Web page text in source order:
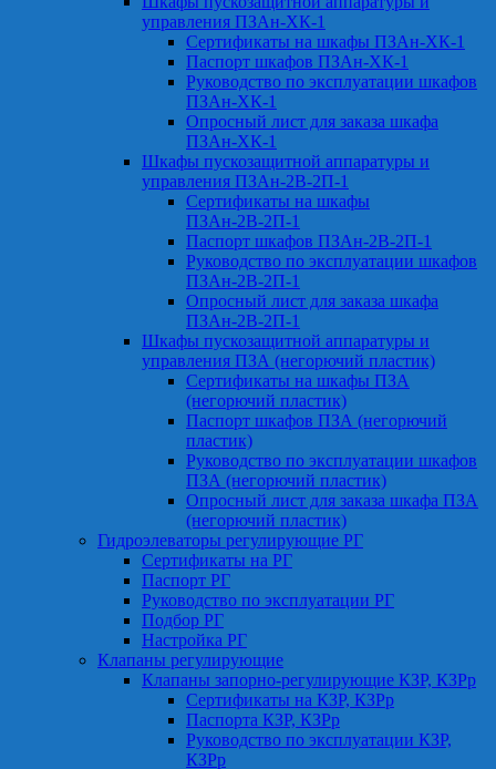
управления ПЗАн-ХК-1
Сертификаты на шкафы ПЗАн-ХК-1
Паспорт шкафов ПЗАн-ХК-1
Руководство по эксплуатации шкафов
ПЗАн-ХК-1
Опросный лист для заказа шкафа
ПЗАн-ХК-1
Шкафы пускозащитной аппаратуры и
управления ПЗАн-2В-2П-1
Сертификаты на шкафы
ПЗАн-2В-2П-1
Паспорт шкафов ПЗАн-2В-2П-1
Руководство по эксплуатации шкафов
ПЗАн-2В-2П-1
Опросный лист для заказа шкафа
ПЗАн-2В-2П-1
Шкафы пускозащитной аппаратуры и
управления ПЗА (негорючий пластик)
Сертификаты на шкафы ПЗА
(негорючий пластик)
Паспорт шкафов ПЗА (негорючий
пластик)
Руководство по эксплуатации шкафов
ПЗА (негорючий пластик)
Опросный лист для заказа шкафа ПЗА
(негорючий пластик)
Гидроэлеваторы регулирующие РГ
Сертификаты на РГ
Паспорт РГ
Руководство по эксплуатации РГ
Подбор РГ
Настройка РГ
Клапаны регулирующие
Клапаны запорно-регулирующие КЗР, КЗРр
Сертификаты на КЗР, КЗРр
Паспорта КЗР, КЗРр
Руководство по эксплуатации КЗР,
КЗРр